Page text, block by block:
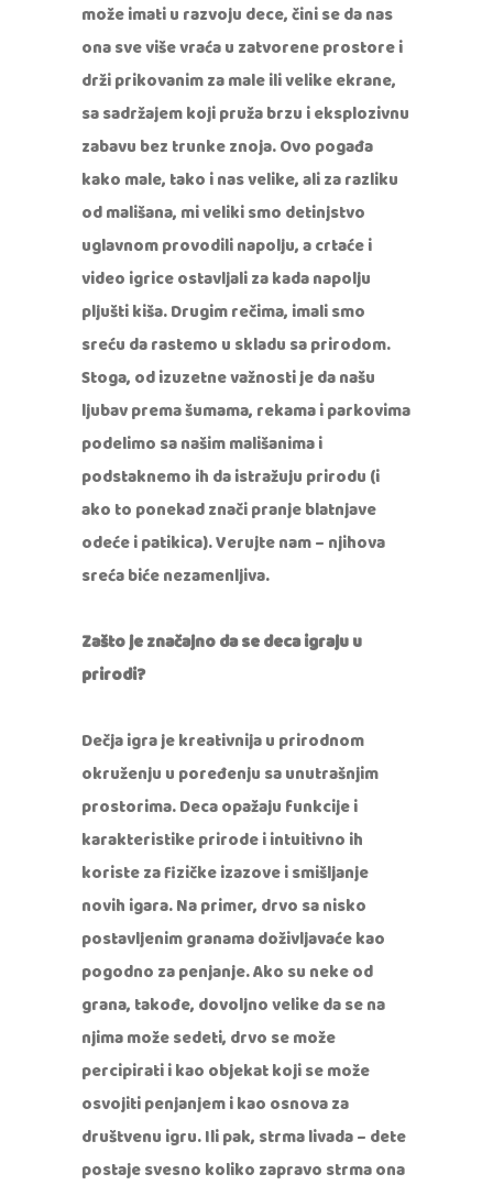
može imati u razvoju dece, čini se da nas
ona sve više vraća u zatvorene prostore i
drži prikovanim za male ili velike ekrane,
sa sadržajem koji pruža brzu i eksplozivnu
zabavu bez trunke znoja. Ovo pogađa
kako male, tako i nas velike, ali za razliku
od mališana, mi veliki smo detinjstvo
uglavnom provodili napolju, a crtaće i
video igrice ostavljali za kada napolju
pljušti kiša. Drugim rečima, imali smo
sreću da rastemo u skladu sa prirodom.
Stoga, od izuzetne važnosti je da našu
ljubav prema šumama, rekama i parkovima
podelimo sa našim mališanima i
podstaknemo ih da istražuju prirodu (i
ako to ponekad znači pranje blatnjave
odeće i patikica). Verujte nam – njihova
sreća biće nezamenljiva.
Zašto je značajno da se deca igraju u
prirodi?
Dečja igra je kreativnija u prirodnom
okruženju u poređenju sa unutrašnjim
prostorima. Deca opažaju funkcije i
karakteristike prirode i intuitivno ih
koriste za fizičke izazove i smišljanje
novih igara. Na primer, drvo sa nisko
postavljenim granama doživljavaće kao
pogodno za penjanje. Ako su neke od
grana, takođe, dovoljno velike da se na
njima može sedeti, drvo se može
percipirati i kao objekat koji se može
osvojiti penjanjem i kao osnova za
društvenu igru. Ili pak, strma livada – dete
postaje svesno koliko zapravo strma ona